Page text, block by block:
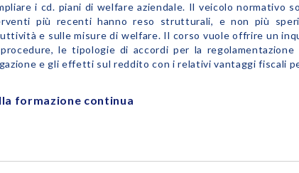
i cd. piani di welfare aziendale. Il veicolo normativo
più recenti hanno reso strutturali, e non più
e sulle misure di welfare. Il corso vuole offrire un
le tipologie di accordi per la regolamentazione
e gli effetti sul reddito con i relativi vantaggi fiscali
formazione continua